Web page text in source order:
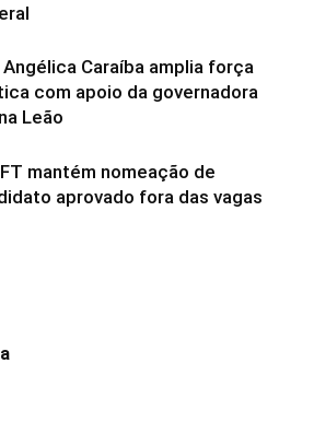
Angélica Caraíba amplia força
com apoio da governadora
Leão
mantém nomeação de
aprovado fora das vagas